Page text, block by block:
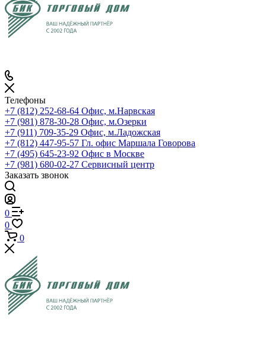
Телефоны
+7 (812) 252-68-64 Офис, м.Нарвская
+7 (981) 878-30-28 Офис, м.Озерки
+7 (911) 709-35-29 Офис, м.Ладожская
+7 (812) 447-95-57 Гл. офис Маршала Говорова
+7 (495) 645-23-92 Офис в Москве
+7 (981) 680-02-27 Сервисный центр
Заказать звонок
0
0
0